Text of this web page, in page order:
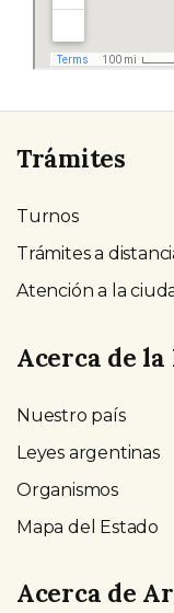
Trámites
Turnos
Trámites a
Atención a la
Acerca de
Nuestro país
Leyes argentinas
Organismos
Mapa del Estado
Acerca de